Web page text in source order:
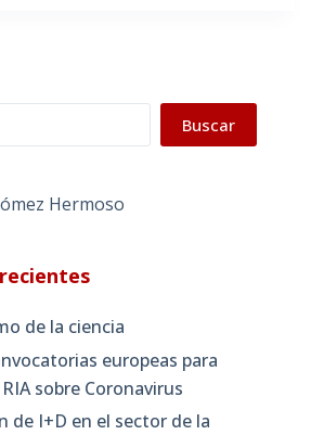
Buscar
Hermoso
de la ciencia
europeas para
sobre Coronavirus
de I+D en el sector de la